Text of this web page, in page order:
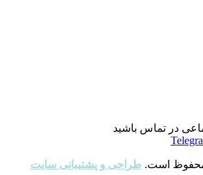
در تماس باشید
محفوظ است. طراحی و پشتیبانی سایت